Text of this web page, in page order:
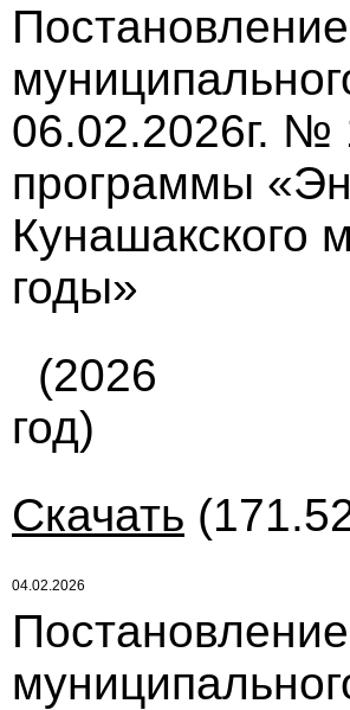
06.02.2026г. №
программы
Кунашакского
годы»
(2026
год)
Скачать
04.02.2026